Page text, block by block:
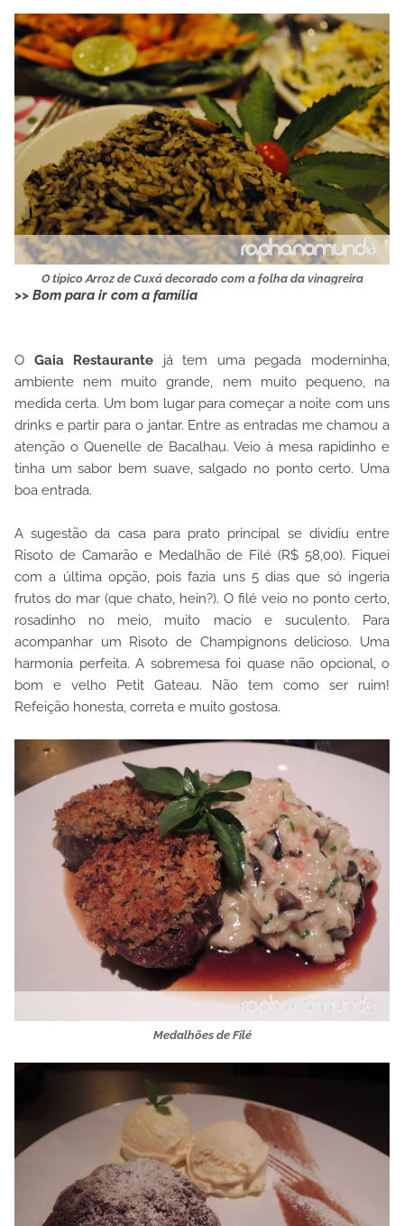
O típico Arroz de Cuxá decorado com a folha da vinagreira
>> Bom para ir com a família
O Gaia Restaurante já tem uma pegada moderninha,
ambiente nem muito grande, nem muito pequeno, na
medida certa. Um bom lugar para começar a noite com uns
drinks e partir para o jantar. Entre as entradas me chamou a
atenção o Quenelle de Bacalhau. Veio à mesa rapidinho e
tinha um sabor bem suave, salgado no ponto certo. Uma
boa entrada.
A sugestão da casa para prato principal se dividiu entre
Risoto de Camarão e Medalhão de Filé (R$ 58,00). Fiquei
com a última opção, pois fazia uns 5 dias que só ingeria
frutos do mar (que chato, hein?). O filé veio no ponto certo,
rosadinho no meio, muito macio e suculento. Para
acompanhar um Risoto de Champignons delicioso. Uma
harmonia perfeita. A sobremesa foi quase não opcional, o
bom e velho Petit Gateau. Não tem como ser ruim!
Refeição honesta, correta e muito gostosa.
Medalhões de Filé